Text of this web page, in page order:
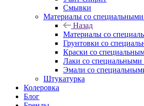
Смывки
Материалы со специальными
Назад
Материалы со
Грунтовки со
Краски со
Лаки со специальными
Эмали со
Штукатурка
Колеровка
Блог